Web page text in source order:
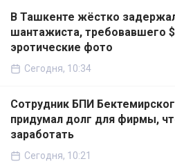
В Ташкенте жёстко
шантажиста, требовавшего
эротические фото
Сегодня, 10:34
Сотрудник БПИ
придумал долг для фирмы,
заработать
Сегодня, 10:21